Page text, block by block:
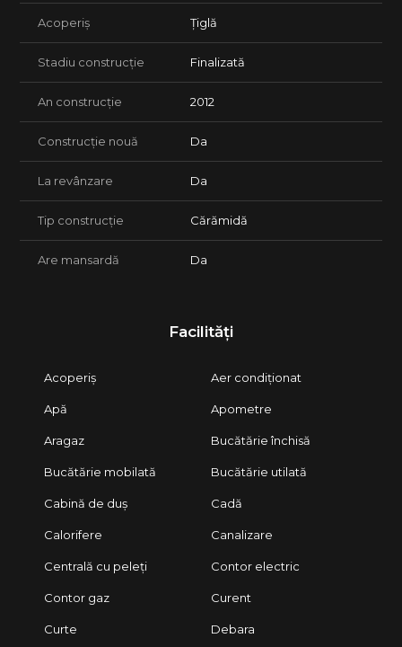
preferințele noului proprietar
Dotări și facilități
✔ centrala peleti+ gaz la poarta
✔ curent Enel+panouri fotovoltaice de 9,5 kw
cuptor încorporat, plită și mașină de spălat vase incorporata
✔ Mobilier de bucătărie realizat la comandă
✔ Băi complet echipate (cadă, cabină de duș și mobilier)
✔ Geamuri termopan
>Avantaje locație:
• Acces facil către Timișoara
• Se acceptă plată din surse proprii sau credit bancar
• Pretul este:
-179.000 de euro, usor negociabil
>Servicii incluse:
• Consultanță juridică completă
• Asistență financiar-bancară și sprijin în obținerea creditului
predarea imobilului
Acoperiș Țiglă
Stadiu construcție Finalizată
An construcție 2012
Construcție nouă Da
La revânzare Da
Tip construcție Cărămidă
Are mansardă Da
Facilități
Acoperiș Aer condiționat
Apă Apometre
Aragaz Bucătărie închisă
Bucătărie mobilată Bucătărie utilată
Cabină de duș Cadă
Calorifere Canalizare
Centrală cu peleți Contor electric
Contor gaz Curent
Curte Debara